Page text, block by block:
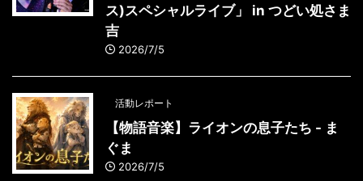
ス)スペシャルライブ」 in つどい処さま
吉
2026/7/5
活動レポート
【物語音楽】ライオンの息子たち - ま
ぐま
2026/7/5